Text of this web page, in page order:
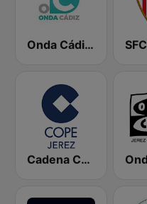
Onda Cádiz Radio
Cadena COPE Jerez